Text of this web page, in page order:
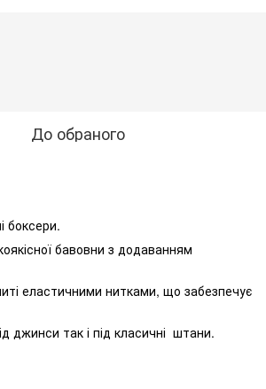
До обраного
боксери.
бавовни з додаванням
еластичними нитками, що забезпечує
джинси так і під класичні штани.